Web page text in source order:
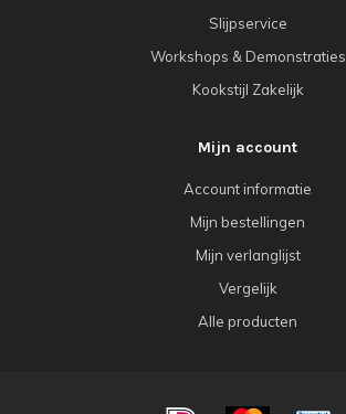
Slijpservice
Workshops & Demonstraties
Kookstijl Zakelijk
Mijn account
Account informatie
Mijn bestellingen
Mijn verlanglijst
Vergelijk
Alle producten